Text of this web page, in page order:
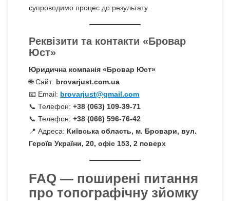
супроводимо процес до результату.
Реквізити та контакти «Бровар
Юст»
Юридична компанія «Бровар Юст»
🌐 Сайт: brovarjust.com.ua
📧 Email: brovarjust@gmail.com
📞 Телефон: +38 (063) 109-39-71
📞 Телефон: +38 (066) 596-76-42
📍 Адреса: Київська область, м. Бровари, вул.
Героїв України, 20, офіс 153, 2 поверх
FAQ — поширені питання
про топографічну зйомку